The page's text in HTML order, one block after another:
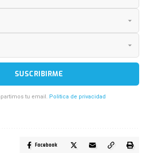
SUSCRIBIRME
tu email. Politica de privacidad
Facebook